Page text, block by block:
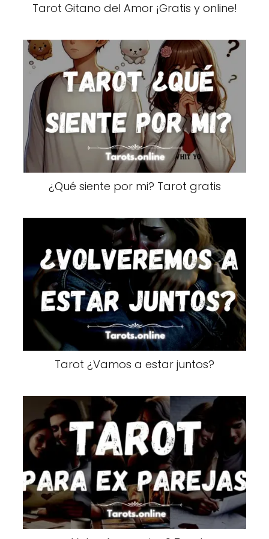
Tarot Gitano del Amor ¡Gratis y online!
¿Qué siente por mi? Tarot gratis
Tarot ¿Vamos a estar juntos?